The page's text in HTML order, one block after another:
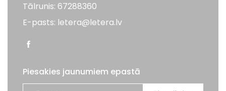
Tālrunis: 67288360
E-pasts: letera@letera.lv
Piesakies jaunumiem epastā